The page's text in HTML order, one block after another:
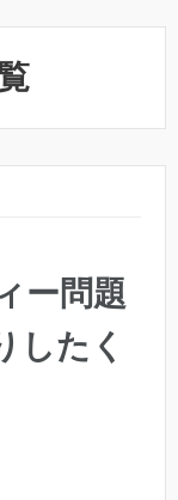
ー問題
したく